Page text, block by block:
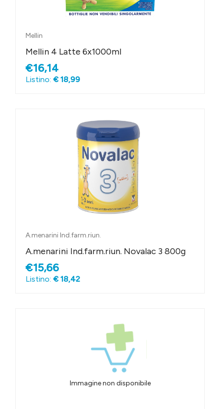
Mellin
Mellin 4 Latte 6x1000ml
€16,14
Listino: € 18,99
A.menarini Ind.farm.riun.
A.menarini Ind.farm.riun. Novalac 3 800g
€15,66
Listino: € 18,42
Immagine non disponibile